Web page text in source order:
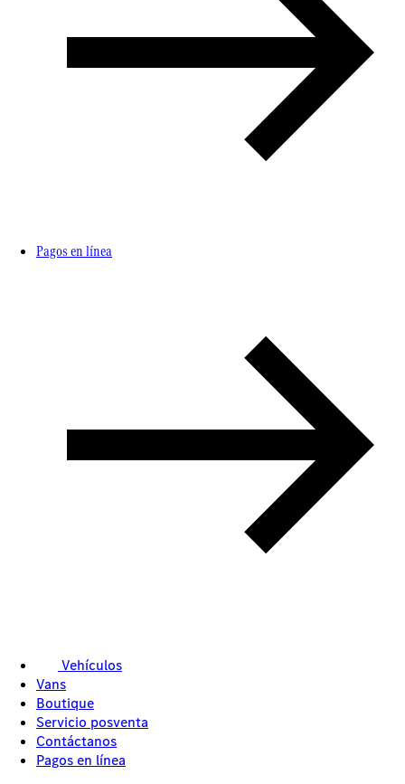
Pagos en línea
Vehículos
Vans
Boutique
Servicio posventa
Contáctanos
Pagos en línea